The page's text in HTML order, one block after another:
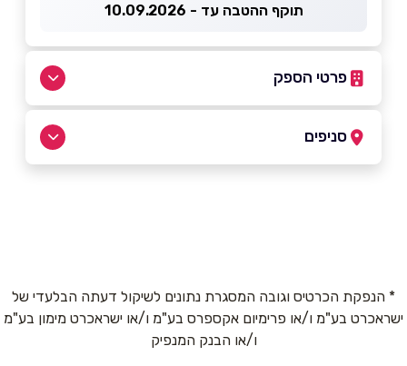
תוקף ההטבה עד - 10.09.2026
פרטי הספק
בפייסבוק
טלפון*
סניפים
* הנפקת הכרטיס וגובה המסגרת נתונים לשיקול דעתה הבלעדי של
ישראכרט בע"מ ו/או פרימיום אקספרס בע"מ ו/או ישראכרט מימון בע"מ
ו/או הבנק המנפיק